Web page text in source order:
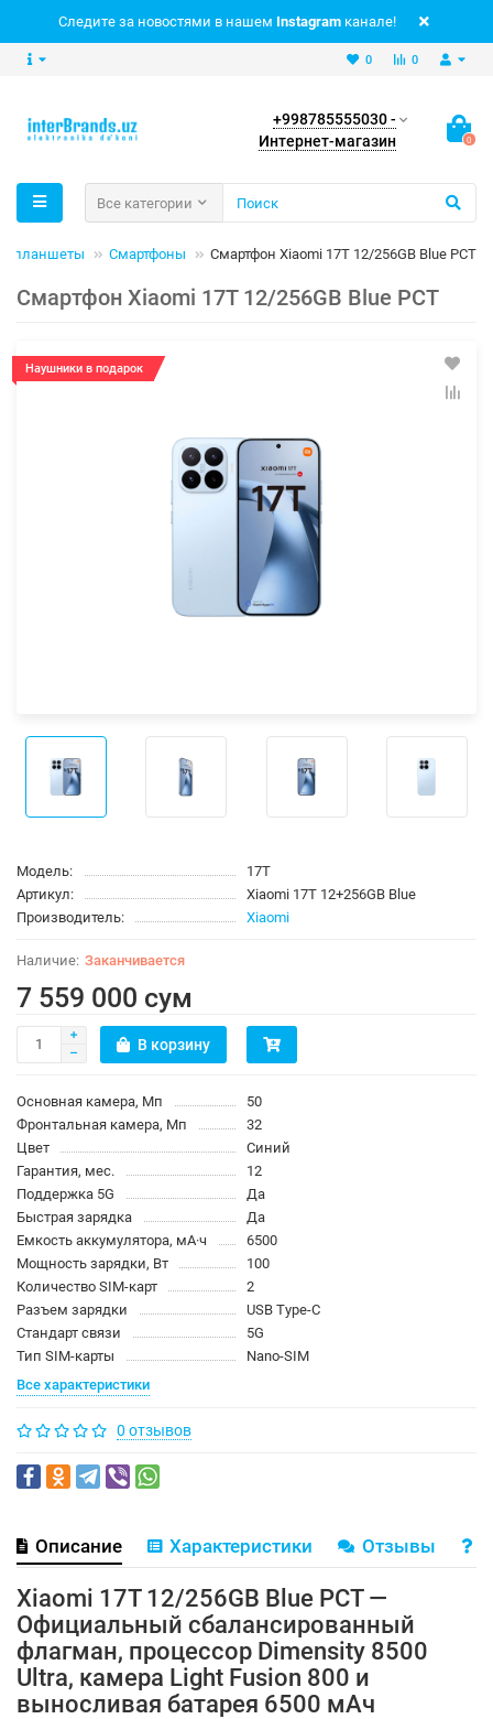
Следите за новостями в нашем Instagram канале!
0
0
+998785555030 -
Интернет-магазин
0
Все категории
планшеты Смартфоны Смартфон Xiaomi 17T 12/256GB Blue РСТ
Смартфон Xiaomi 17T 12/256GB Blue РСТ
Наушники в подарок
Модель:
17T
Артикул:
Xiaomi 17T 12+256GB Blue
Производитель:
Xiaomi
Заканчивается
7 559 000 сум
В корзину
Основная камера, Мп
50
Фронтальная камера, Мп
32
Цвет
Синий
Гарантия, мес.
12
Поддержка 5G
Да
Быстрая зарядка
Да
Емкость аккумулятора, мА·ч
6500
Мощность зарядки, Вт
100
Количество SIM-карт
2
Разъем зарядки
USB Type-C
Стандарт связи
5G
Тип SIM-карты
Nano-SIM
Все характеристики
0 отзывов
Описание Характеристики Отзывы
Xiaomi 17T 12/256GB Blue РСТ —
Официальный сбалансированный
флагман, процессор Dimensity 8500
Ultra, камера Light Fusion 800 и
выносливая батарея 6500 мАч